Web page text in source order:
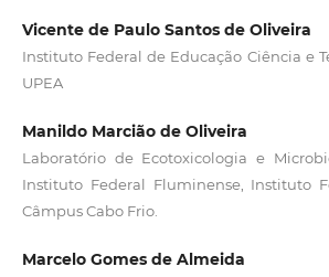
Vicente de Paulo Santos de Oliveira
Instituto Federal de Educação Ciência e
UPEA
Manildo Marcião de Oliveira
Laboratório de Ecotoxicologia e
Instituto Federal Fluminense, Instituto
Câmpus Cabo Frio.
Marcelo Gomes de Almeida